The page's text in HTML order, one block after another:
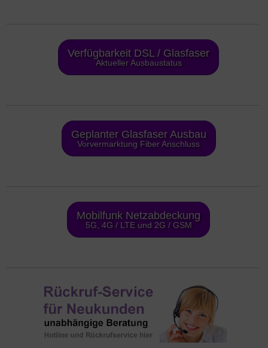
Verfügbarkeit DSL / Glasfaser
Aktueller Ausbaustatus
Geplanter Glasfaser Ausbau
Vorvermarktung Fiber Anschluss
Mobilfunk Netzabdeckung
5G, 4G / LTE und 2G / GSM